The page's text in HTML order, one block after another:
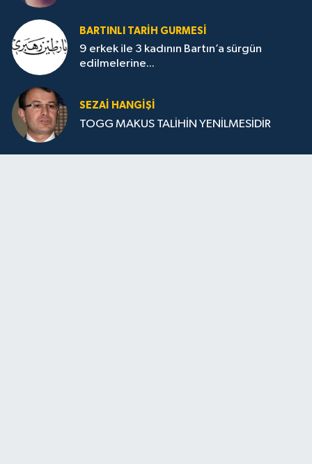
BARTINLI TARIH GURMESI
9 erkek ile 3 kadının Bartın’a sürgün
edilmelerine...
SEZAI HANGİŞİ
TOGG MAKUS TALİHİN YENİLMESİDİR